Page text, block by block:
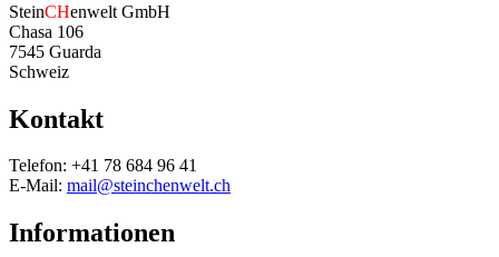
SteinCHenwelt GmbH
Chasa 106
7545 Guarda
Schweiz
Kontakt
Telefon: +41 78 684 96 41
E-Mail: mail@steinchenwelt.ch
Informationen